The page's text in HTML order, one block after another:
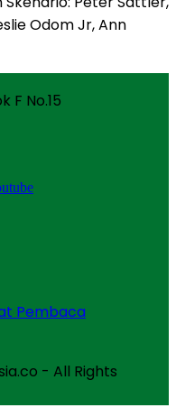
Odom Jr, Ann
F No.15
Pembaca
- All Rights